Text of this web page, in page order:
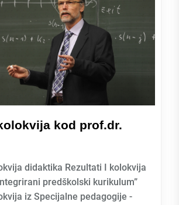
kod prof.dr.
didaktika Rezultati I kolokvija
predškolski kurikulum”
iz Specijalne pedagogije -